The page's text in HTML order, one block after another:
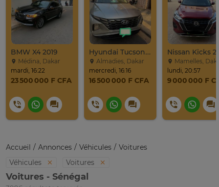
BMW X4 2019
Médina, Dakar
mardi, 16:22
23 500 000 F CFA
Hyundai Tucson 2022
Almadies, Dakar
mercredi, 16:16
16 500 000 F CFA
Nissan Kicks
Mamelles,
lundi, 20:57
9 000 000 F
Accueil Annonces Véhicules
Voitures
Véhicules
Voitures
Voitures - Sénégal